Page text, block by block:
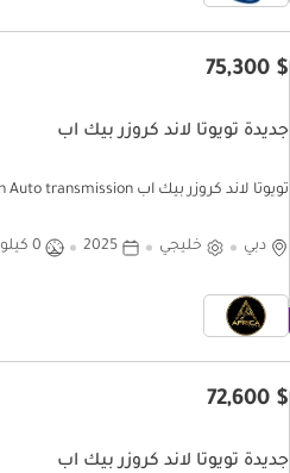
$ 75,300
جديدة تويوتا لاند كروزر بيك آب
تويوتا لاند كروزر بيك آب LX 4.0L V6 Double Cabin Auto transmission
دبي خليجي 2025 0 كيلومتر
$ 72,600
جديدة تويوتا لاند كروزر بيك آب